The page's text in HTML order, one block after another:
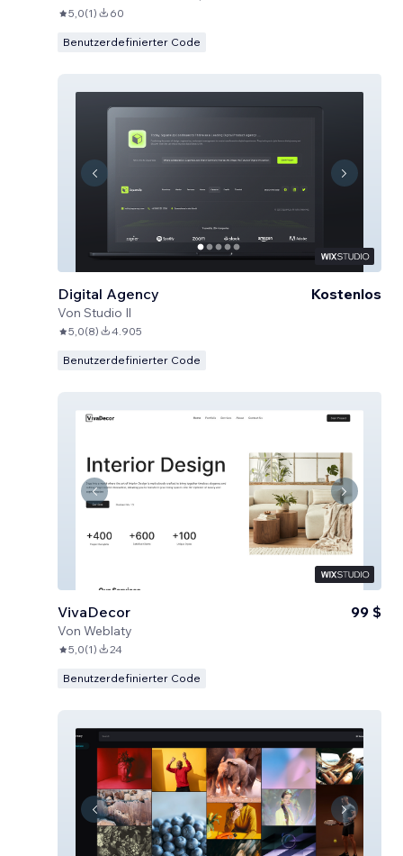
5,0(1) 60
Benutzerdefinierter Code
Digital Agency
Von Studio Il
Kostenlos
5,0(8) 4.905
Benutzerdefinierter Code
VivaDecor
Von Weblaty
99 $
5,0(1) 24
Benutzerdefinierter Code